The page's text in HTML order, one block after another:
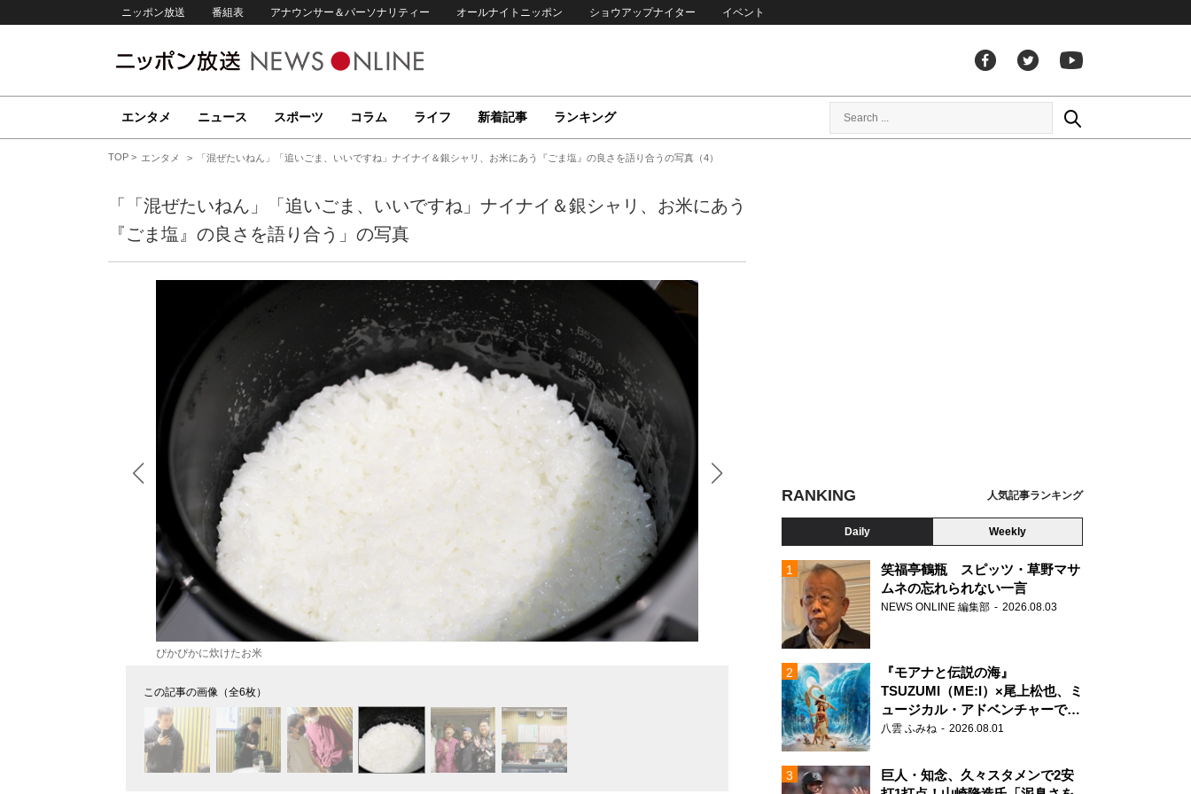
ニッポン放送 番組表 アナウンサー＆パーソナリティー オールナイトニッポン ショウアップナイター イベント
エンタメ ニュース スポーツ コラム ライフ 新着記事 ランキング
TOP エンタメ 「混ぜたいねん」「追いごま、いいですね」ナイナイ＆銀シャリ、お米にあう『ごま塩』の良さを語り合うの写真（4）
「「混ぜたいねん」「追いごま、いいですね」ナイナイ＆銀シャリ、お米にあう
『ごま塩』の良さを語り合う」の写真
ぴかぴかに炊けたお米 お米最高！！
この記事の画像（全6枚）
RANKING 人気記事ランキング
Daily Weekly
笑福亭鶴瓶 スピッツ・草野マサ
ムネの忘れられない一言
NEWS ONLINE 編集部 2026.08.03
『モアナと伝説の海』
TSUZUMI（ME:I）×尾上松也、ミ
ュージカル・アドベンチャーで美
声を響かせる
八雲 ふみね 2026.08.01
巨人・知念、久々スタメンで2安